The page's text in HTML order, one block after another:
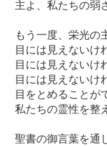
主よ、私たちの弱
もう一度、栄光の
目には見えないけ
目には見えないけ
目には見えないけ
目をとめることが
私たちの霊性を整
聖書の御言葉を通